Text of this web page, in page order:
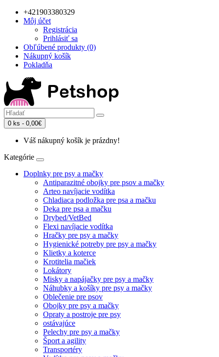
+421903380329
Môj účet
Registrácia
Prihlásiť sa
Obľúbené produkty (0)
Nákupný košík
Pokladňa
0 ks - 0,00€
Váš nákupný košík je prázdny!
Kategórie
Doplnky pre psy a mačky
Antiparazitné obojky pre psov a mačky
Arteo navíjacie vodítka
Chladiaca podložka pre psa a mačku
Deka pre psa a mačku
Drybed/VetBed
Flexi navíjacie vodítka
Hračky pre psy a mačky
Hygienické potreby pre psy a mačky
Klietky a koterce
Krotitelia mačiek
Lokátory
Misky a napájačky pre psy a mačky
Náhubky a košíky pre psy a mačky
Oblečenie pre psov
Obojky pre psy a mačky
Opraty a postroje pre psy
ostávajúce
Pelechy pre psy a mačky
Šport a agility
Transportéry